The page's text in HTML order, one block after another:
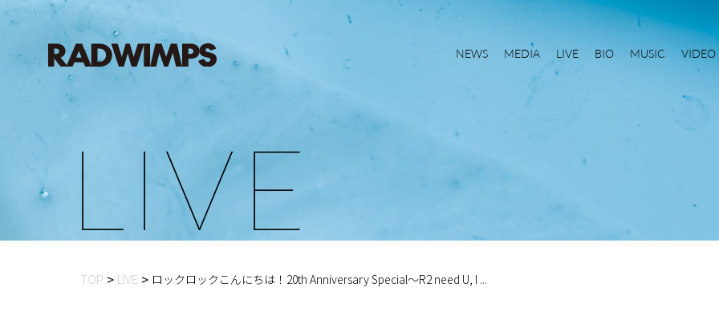
NEWS MEDIA LIVE BIO MUSIC VIDEO
L IVE
TOP LIVE ロックロックこんにちは！20th Anniversary Special～R2 need U, I ...